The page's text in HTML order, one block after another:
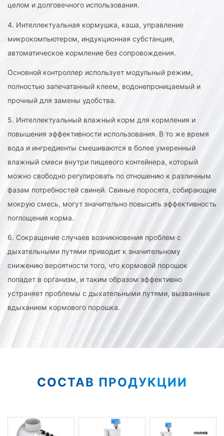
целом и долговечного использования.
4. Интеллектуальная кормушка, каша, управление
микрокомпьютером, индукционная субстанция,
автоматическое кормление без сопровождения.
Основной контроллер использует модульный режим,
полностью запечатанный клеем, водонепроницаемый и
прочный для замены удобства.
5. Интеллектуальный влажный корм для кормления и
повышения эффективности использования. В то же время
вода и ингредиенты смешиваются в более умеренный
влажный смеси внутри пищевого контейнера, который
можно свободно регулировать по отношению к различным
фазам потребностей свиней. Свиные поросята, собирающие
мокрую смесь, могут значительно повысить эффективность
поглощения корма.
6. Сокращение случаев возникновения проблем с
дыхательными путями приводит к значительному
снижению вероятности того, что кормовой порошок
попадет в организм, и таким образом эффективно
устраняет проблемы с дыхательными путями, вызванные
вдыханием кормового порошка.
СОСТАВ ПРОДУКЦИИ